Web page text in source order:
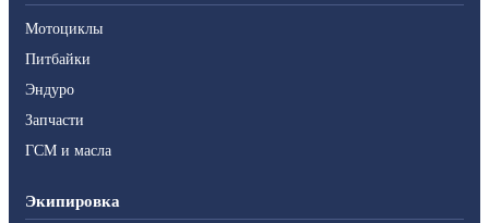
Мотоциклы
Питбайки
Эндуро
Запчасти
ГСМ и масла
Экипировка